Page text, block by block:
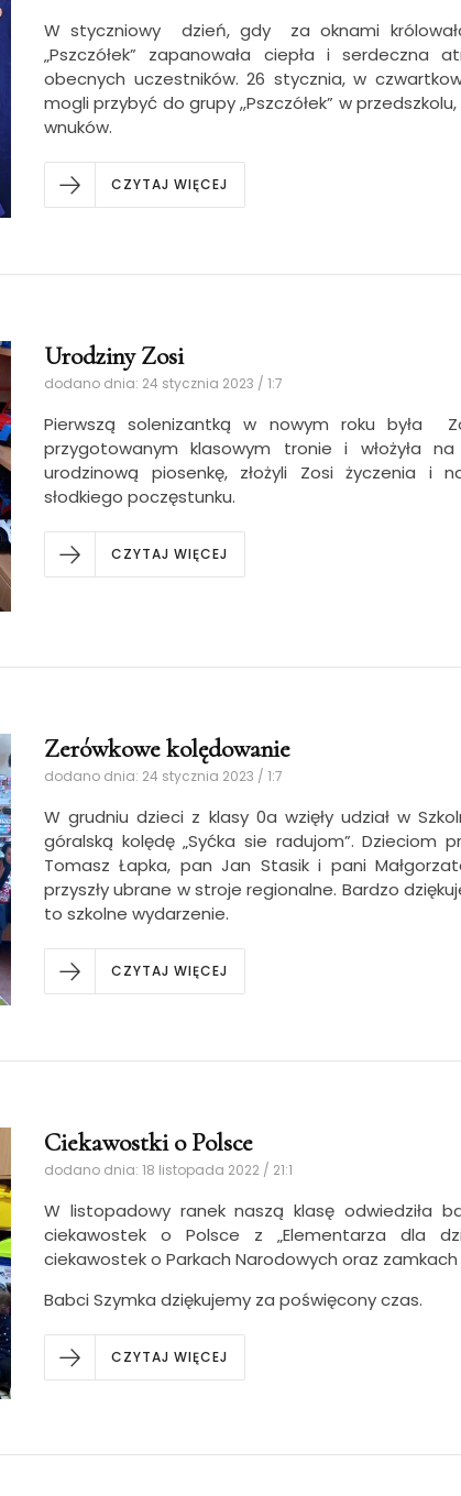
W styczniowy dzień, gdy za oknami
„Pszczółek” zapanowała ciepła i serdeczna
obecnych uczestników. 26 stycznia, w
mogli przybyć do grupy ,,Pszczółek” w
wnuków.
CZYTAJ WIĘCEJ
Urodziny Zosi
dodano dnia: 24 stycznia 2023 / 1:7
Pierwszą solenizantką w nowym roku była
przygotowanym klasowym tronie i włożyła
urodzinową piosenkę, złożyli Zosi życzenia i
słodkiego poczęstunku.
CZYTAJ WIĘCEJ
Zerówkowe kolędowanie
dodano dnia: 24 stycznia 2023 / 1:7
W grudniu dzieci z klasy 0a wzięły udział w
góralską kolędę „Syćka sie radujom”. Dzieciom
Tomasz Łapka, pan Jan Stasik i pani
przyszły ubrane w stroje regionalne. Bardzo
to szkolne wydarzenie.
CZYTAJ WIĘCEJ
Ciekawostki o Polsce
dodano dnia: 18 listopada 2022 / 21:1
W listopadowy ranek naszą klasę odwiedziła
ciekawostek o Polsce z „Elementarza dla
ciekawostek o Parkach Narodowych oraz
Babci Szymka dziękujemy za poświęcony czas.
CZYTAJ WIĘCEJ